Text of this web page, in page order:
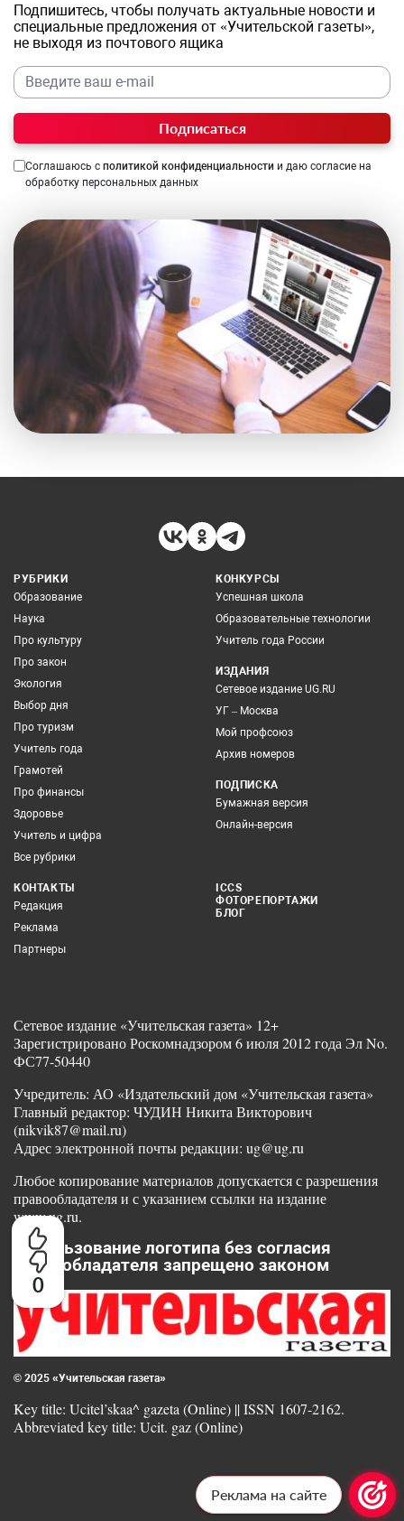
0
Подпишитесь, чтобы получать актуальные новости и
специальные предложения от «Учительской газеты»,
не выходя из почтового ящика
Подписаться
Соглашаюсь с политикой конфиденциальности и даю согласие на
обработку персональных данных
РУБРИКИ
Образование
Наука
Про культуру
Про закон
Экология
Выбор дня
Про туризм
Учитель года
Грамотей
Про финансы
Здоровье
Учитель и цифра
Все рубрики
КОНКУРСЫ
Успешная школа
Образовательные технологии
Учитель года России
ИЗДАНИЯ
Сетевое издание UG.RU
УГ – Москва
Мой профсоюз
Архив номеров
ПОДПИСКА
Бумажная версия
Онлайн-версия
КОНТАКТЫ
Редакция
Реклама
Партнеры
ICCS
ФОТОРЕПОРТАЖИ
БЛОГ
Сетевое издание «Учительская газета» 12+
Зарегистрировано Роскомнадзором 6 июля 2012 года Эл No.
ФС77-50440
Учредитель: АО «Издательский дом «Учительская газета»
Главный редактор: ЧУДИН Никита Викторович
(nikvik87@mail.ru)
Адрес электронной почты редакции: ug@ug.ru
Любое копирование материалов допускается с разрешения
правообладателя и с указанием ссылки на издание
www.ug.ru.
Использование логотипа без согласия
правообладателя запрещено законом
© 2025 «Учительская газета»
Key title: Ucitel’skaa^ gazeta (Online) || ISSN 1607-2162.
Abbreviated key title: Ucit. gaz (Online)
Реклама на сайте